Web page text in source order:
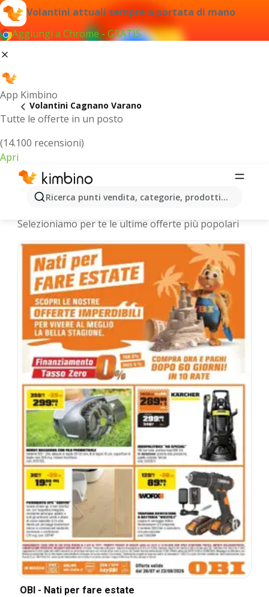
Volantini attuali sempre a portata di mano
Aggiungi a Chrome - GRATIS
App Kimbino
Tutte le offerte in un posto
(14.100 recensioni)
Apri
Ricerca punti vendita, categorie, prodotti...
Volantini Cagnano Varano
Cagnano Varano - Volantini più
Selezioniamo per te le ultime offerte più popolari
OBI - Nati per fare estate